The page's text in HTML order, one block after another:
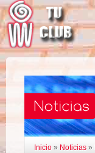
Inicio » Noticias »